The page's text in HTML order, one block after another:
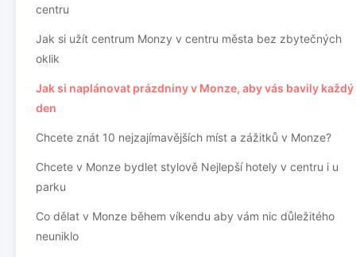
centru
Jak si užít centrum Monzy v centru města bez zbytečných
oklik
Jak si naplánovat prázdniny v Monze, aby vás bavily každý
den
Chcete znát 10 nejzajímavějších míst a zážitků v Monze?
Chcete v Monze bydlet stylově Nejlepší hotely v centru i u
parku
Co dělat v Monze během víkendu aby vám nic důležitého
neuniklo